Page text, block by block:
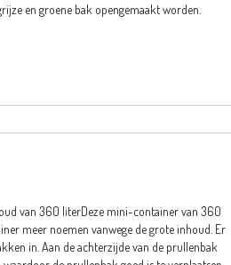
en groene bak opengemaakt worden.
van 360 literDeze mini-container van 360
meer noemen vanwege de grote inhoud. Er
in. Aan de achterzijde van de prullenbak